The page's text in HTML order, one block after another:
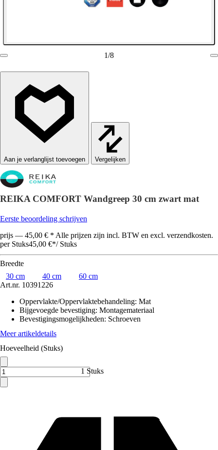
1/8
Vergelijken
REIKA COMFORT Wandgreep 30 cm zwart mat
Eerste beoordeling schrijven
prijs — 45,00 € * Alle prijzen zijn incl. BTW en excl. verzendkosten.
per Stuks45,00 €*/ Stuks
Breedte
30 cm
40 cm
60 cm
Art.nr. 10391226
Oppervlakte/Oppervlaktebehandeling: Mat
Bijgevoegde bevestiging: Montagemateriaal
Bevestigingsmogelijkheden: Schroeven
Meer artikeldetails
Hoeveelheid (Stuks)
1 Stuks